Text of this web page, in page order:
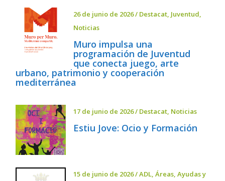
26 de junio de 2026/ Destacat, Juventud,
Noticias
Muro impulsa una
programación de Juventud
que conecta juego, arte
urbano, patrimonio y cooperación
mediterránea
17 de junio de 2026/ Destacat, Noticias
Estiu Jove: Ocio y Formación
15 de junio de 2026/ADL,Áreas,Ayudas y